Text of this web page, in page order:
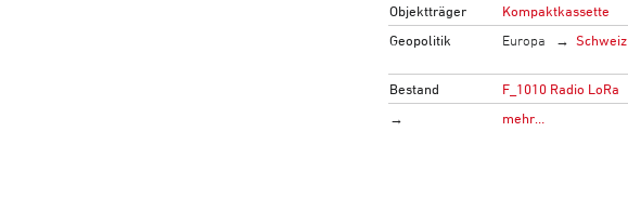
Objektträger
Kompaktkassette
Geopolitik
Europa Schweiz
Bestand
F_1010 Radio LoRa
→
mehr…